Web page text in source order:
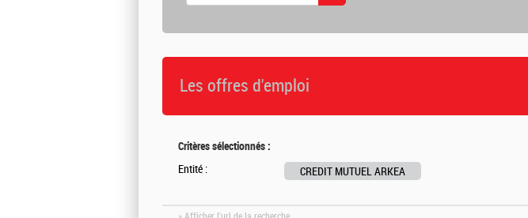
Les offres d'emploi
Critères sélectionnés :
Entité : CREDIT MUTUEL ARKEA